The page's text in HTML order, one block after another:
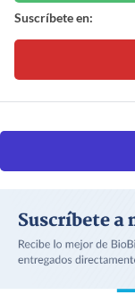
Suscríbete en: